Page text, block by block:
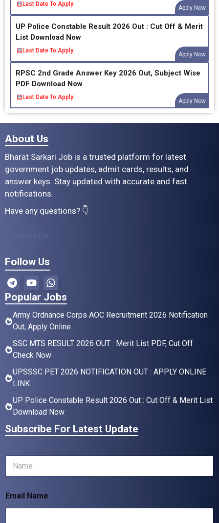
Last Date To Apply:
Apply Now
UP Police Constable Result 2026 Out : Cut Off & Merit
List Download Now
Last Date To Apply:
Apply Now
RPSC 2nd Grade Answer Key 2026 Out, Subject Wise
PDF Download Now
Last Date To Apply:
Apply Now
About Us
Bharat Sarkari Job is a trusted platform for latest
government job updates, admit cards, results, and
answer keys. Stay updated with accurate and fast
notifications.
Have any questions? 👇
Follow Us
Popular Jobs
Army Ordnance Corps AOC Recruitment 2026 Notification
Out, Apply Online
SSC MTS RESULT 2026 OUT : Merit List PDF, Cut Off
Check Now
UPSSSC PET 2026 NOTIFICATION OUT : APPLY ONLINE
LINK
UP Police Constable Result 2026 Out : Cut Off & Merit List
Download Now
Subscribe For Latest Update
N
m
*Email Name